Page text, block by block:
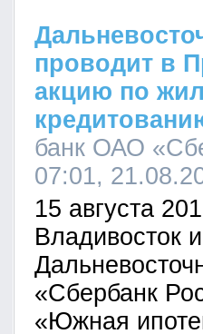
проводит в
акцию по
банк ОАО
07:01,
15 августа
Владивосток
«Сбербанк
«Южная